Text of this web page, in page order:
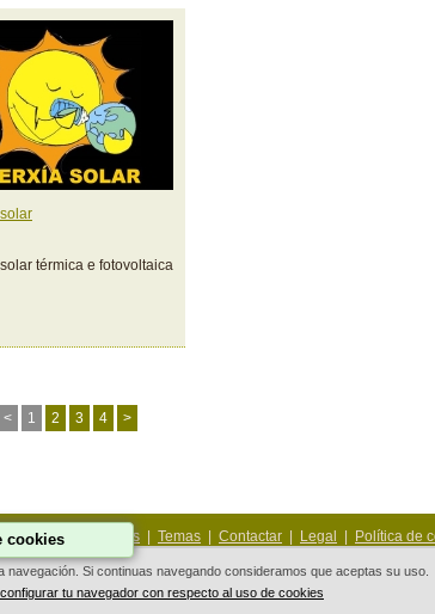
térmica e fotovoltaica
< 1 2 3 4 >
| Contiños Rutas Temas Contactar Legal Política de
Web Galicia
cookies
Si continuas navegando consideramos que aceptas su uso.
tu navegador con respecto al uso de cookies